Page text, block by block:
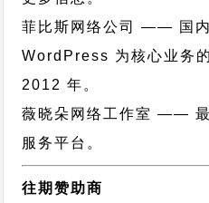
菲比斯网络公司
—— 国内
WordPress 为核心业务
2012 年。
薇晓朵网络工作室 —— 最
服务平台。
往期赞助商